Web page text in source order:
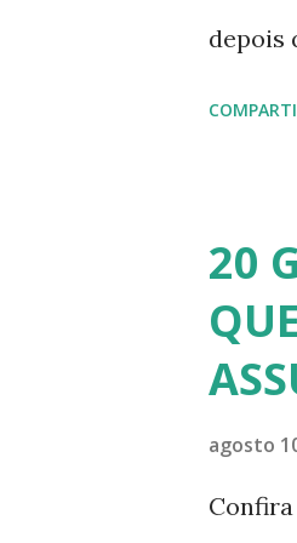
depois
busca
Abrão.
affair
20
agosto